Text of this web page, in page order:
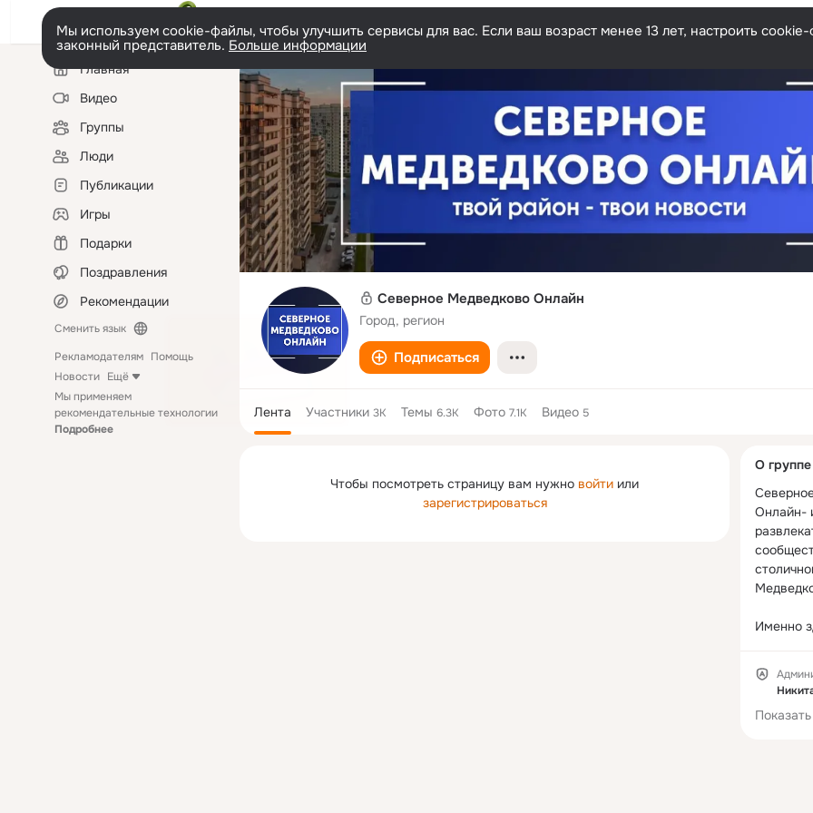
Мы используем cookie-файлы, чтобы улучшить сервисы для вас. Если ваш возраст менее 13 лет, настроить
законный представитель. Больше информации
Левая
колонкаГлавная
Видео
Группы
Люди
Публикации
Игры
Подарки
Поздравления
Рекомендации
Сменить язык
Рекламодателям Помощь
Новости Ещё
Мы применяем
рекомендательные технологии
Подробнее
Северное Медведково Онлайн
Город, регион
Подписаться
Лента Участники 3K Темы 6.3K Фото 7.1K Видео 5
Чтобы посмотреть страницу вам нужно войти или
зарегистрироваться
колонка
О группе
Онлайн-
Именно
важное,
Южном